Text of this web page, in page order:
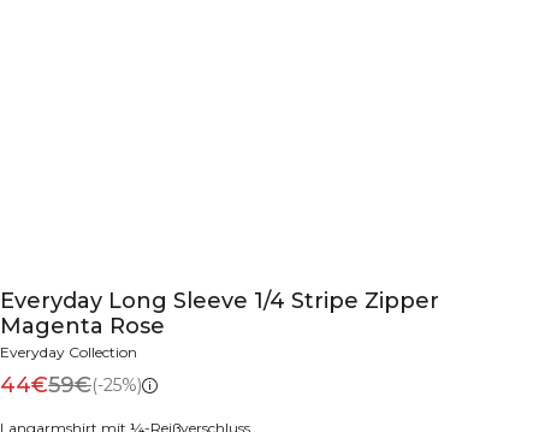
Everyday Long Sleeve 1/4 Stripe Zipper
Magenta Rose
Everyday Collection
44€59€(-25%)
Langarmshirt mit ¼-Reißverschluss.